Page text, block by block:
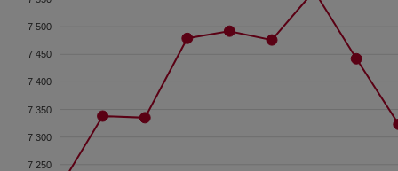
7 250
7 300
7 350
7 400
7 450
7 500